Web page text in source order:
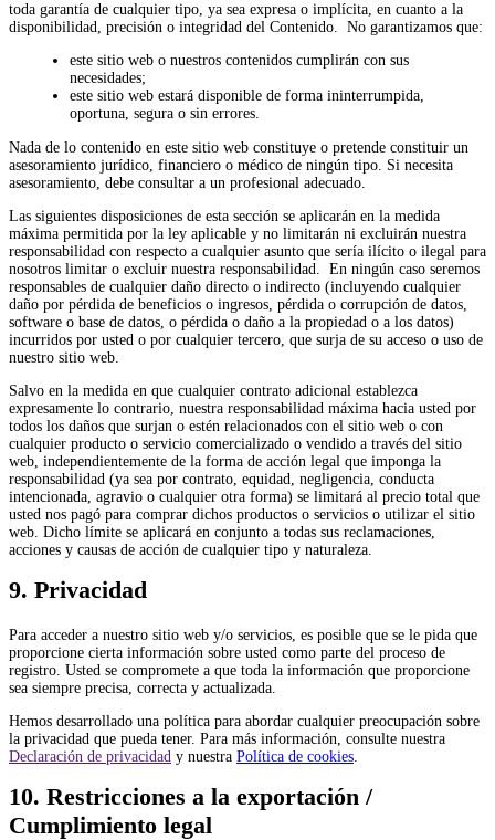
toda garantía de cualquier tipo, ya sea expresa o implícita, en cuanto a la
disponibilidad, precisión o integridad del Contenido. No garantizamos que:
este sitio web o nuestros contenidos cumplirán con sus
necesidades;
este sitio web estará disponible de forma ininterrumpida,
oportuna, segura o sin errores.
Nada de lo contenido en este sitio web constituye o pretende constituir un
asesoramiento jurídico, financiero o médico de ningún tipo. Si necesita
asesoramiento, debe consultar a un profesional adecuado.
Las siguientes disposiciones de esta sección se aplicarán en la medida
máxima permitida por la ley aplicable y no limitarán ni excluirán nuestra
responsabilidad con respecto a cualquier asunto que sería ilícito o ilegal para
nosotros limitar o excluir nuestra responsabilidad. En ningún caso seremos
responsables de cualquier daño directo o indirecto (incluyendo cualquier
daño por pérdida de beneficios o ingresos, pérdida o corrupción de datos,
software o base de datos, o pérdida o daño a la propiedad o a los datos)
incurridos por usted o por cualquier tercero, que surja de su acceso o uso de
nuestro sitio web.
Salvo en la medida en que cualquier contrato adicional establezca
expresamente lo contrario, nuestra responsabilidad máxima hacia usted por
todos los daños que surjan o estén relacionados con el sitio web o con
cualquier producto o servicio comercializado o vendido a través del sitio
web, independientemente de la forma de acción legal que imponga la
responsabilidad (ya sea por contrato, equidad, negligencia, conducta
intencionada, agravio o cualquier otra forma) se limitará al precio total que
usted nos pagó para comprar dichos productos o servicios o utilizar el sitio
web. Dicho límite se aplicará en conjunto a todas sus reclamaciones,
acciones y causas de acción de cualquier tipo y naturaleza.
9. Privacidad
Para acceder a nuestro sitio web y/o servicios, es posible que se le pida que
proporcione cierta información sobre usted como parte del proceso de
registro. Usted se compromete a que toda la información que proporcione
sea siempre precisa, correcta y actualizada.
Hemos desarrollado una política para abordar cualquier preocupación sobre
la privacidad que pueda tener. Para más información, consulte nuestra
Declaración de privacidad y nuestra Política de cookies
10. Restricciones a la exportación /
Cumplimiento legal